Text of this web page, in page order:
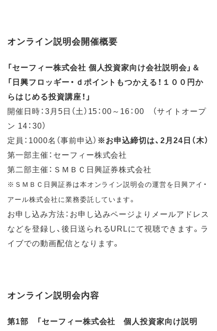
オンライン説明会開催概要
「セーフィー株式会社 個人投資家向け会社説明会」＆
「日興フロッギー・ｄポイントもつかえる！１００円か
らはじめる投資講座！」
開催日時：3月5日（土）15：00～16：00 （サイトオープ
ン 14：30）
定員：1000名（事前申込） ※お申込締切は、2月24日（木）
第一部主催：セーフィー株式会社
第二部主催：ＳＭＢＣ日興証券株式会社
※ＳＭＢＣ日興証券は本オンライン説明会の運営を日興アイ・
アール株式会社に業務委託しています。
お申し込み方法：お申し込みページよりメールアドレス
などを登録し、後日送られるURLにて視聴できます。ラ
イブでの動画配信となります。
オンライン説明会内容
第1部 「セーフィー株式会社 個人投資家向け説明